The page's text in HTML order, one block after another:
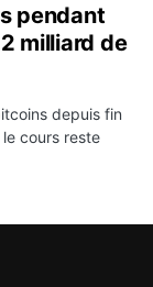
pendant
milliard de
depuis fin
cours reste